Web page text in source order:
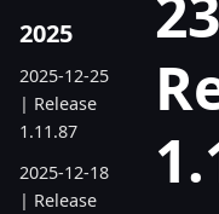
2025
2025-12-25
| Release
1.11.87
2025-12-18
| Release